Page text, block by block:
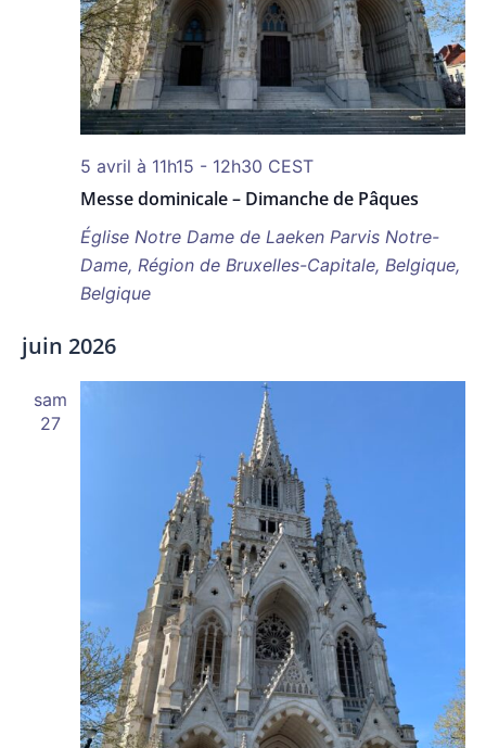
Messe dominicale – Dimanche de Pâques
5 avril à 11h15 - 12h30 CEST
Église Notre Dame de Laeken Parvis Notre-
Dame, Région de Bruxelles-Capitale, Belgique,
Belgique
juin 2026
sam
27